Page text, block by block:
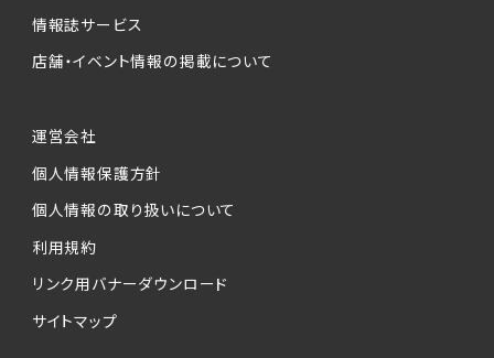
情報誌サービス
店舗・イベント情報の掲載について
運営会社
個人情報保護方針
個人情報の取り扱いについて
利用規約
リンク用バナーダウンロード
サイトマップ